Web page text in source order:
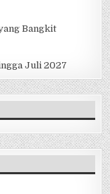
Bangkit
Juli 2027